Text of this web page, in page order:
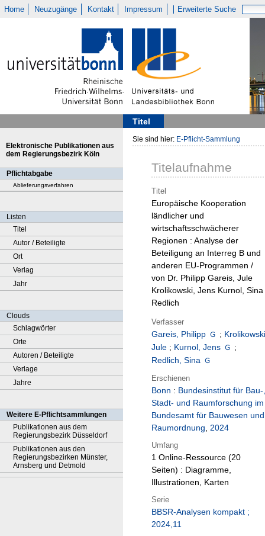
Home Neuzugänge Kontakt Impressum Erweiterte Suche
Titel
Elektronische Publikationen aus
dem Regierungsbezirk Köln
Pflichtabgabe
Ablieferungsverfahren
Listen
Titel
Autor / Beteiligte
Ort
Verlag
Jahr
Clouds
Schlagwörter
Orte
Autoren / Beteiligte
Verlage
Jahre
Weitere E-Pflichtsammlungen
Publikationen aus dem
Regierungsbezirk Düsseldorf
Publikationen aus den
Regierungsbezirken Münster,
Arnsberg und Detmold
Sie sind hier: E-Pflicht-Sammlung
Titelaufnahme
Titel
Europäische Kooperation
ländlicher und
wirtschaftsschwächerer
Regionen : Analyse der
Beteiligung an Interreg B und
anderen EU-Programmen /
von Dr. Philipp Gareis, Jule
Krolikowski, Jens Kurnol, Sina
Redlich
Verfasser
Gareis, Philipp ;
Jule ; Kurnol, Jens
;
Redlich, Sina
Erschienen
Bonn : Bundesinstitut für Bau-,
Stadt- und Raumforschung im
Bundesamt für Bauwesen und
Raumordnung, 2024
Umfang
1 Online-Ressource (20
Seiten) : Diagramme,
Illustrationen, Karten
Serie
BBSR-Analysen kompakt ;
2024,11